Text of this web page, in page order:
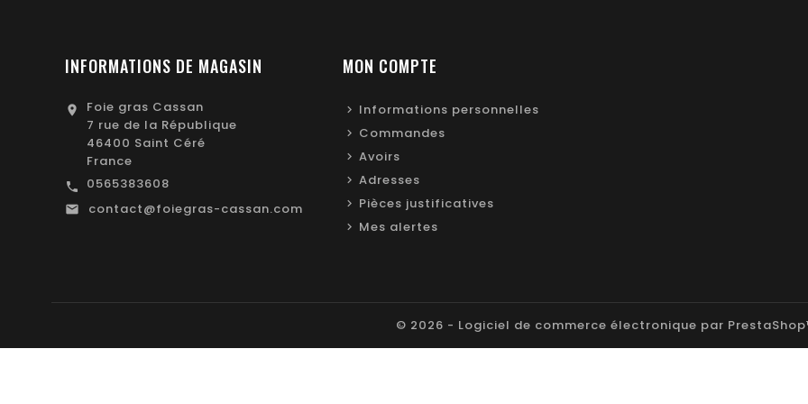
INFORMATIONS DE MAGASIN

Foie gras Cassan
7 rue de la République
46400 Saint Céré
France
 0565383608
 contact@foiegras-cassan.com
MON COMPTE
Informations personnelles
Commandes
Avoirs
Adresses
Pièces justificatives
Mes alertes
© 2026 - Logiciel de commerce électronique par